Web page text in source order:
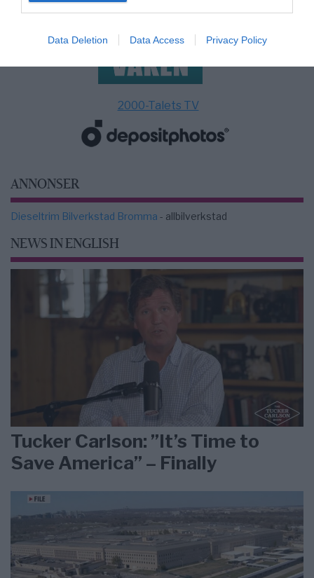
Data Deletion Data Access Privacy Policy
2000-Talets TV
ANNONSER
Dieseltrim Bilverkstad Bromma - allbilverkstad
NEWS IN ENGLISH
Tucker Carlson: ”It’s Time to
Save America” – Finally